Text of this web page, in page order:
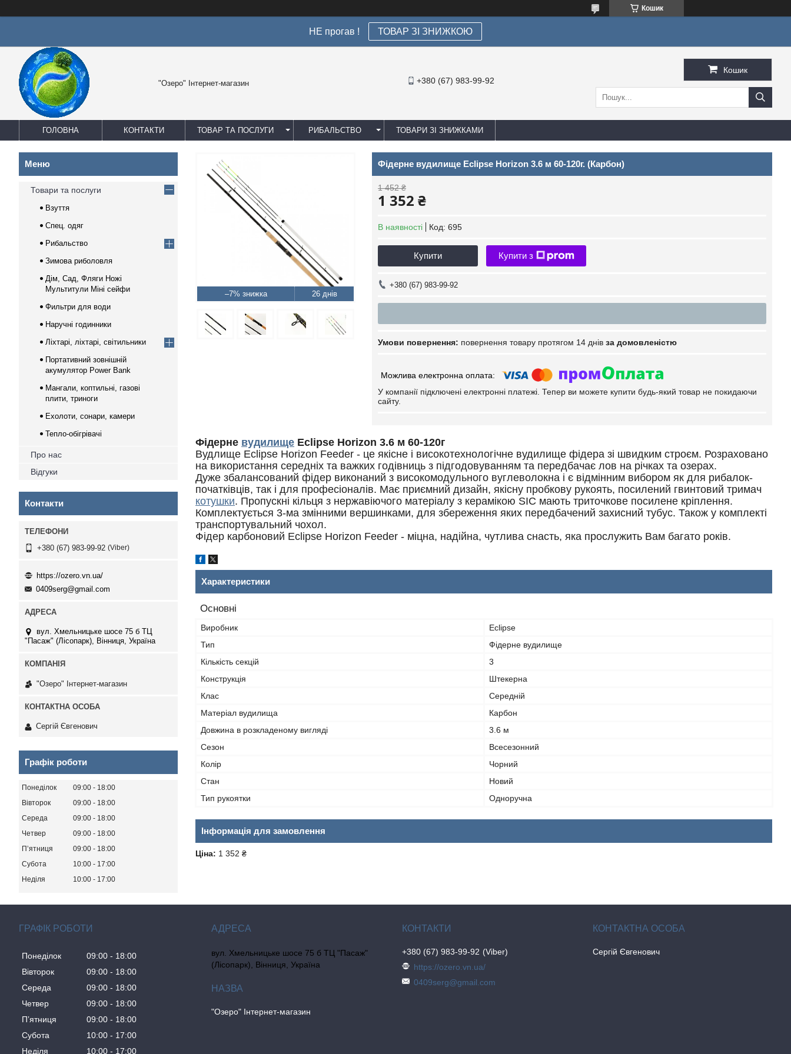
Кошик
НЕ прогав ! ТОВАР ЗІ ЗНИЖКОЮ
"Озеро" Інтернет-магазин +380 (67) 983-99-92
Кошик
ГОЛОВНА КОНТАКТИ ТОВАР ТА ПОСЛУГИ РИБАЛЬСТВО ТОВАРИ ЗІ ЗНИЖКАМИ
–7% 26 днів
Фідерне вудилище Eclipse Horizon 3.6 м 60-120г. (Карбон)
1 452 ₴
1 352 ₴
В наявності Код: 695
Купити Купити з
+380 (67) 983-99-92
повернення товару протягом 14 днів за домовленістю
У компанії підключені електронні платежі. Тепер ви можете купити будь-який товар не покидаючи
сайту.
Фідерне вудилище Eclipse Horizon 3.6 м 60-120г
Вудлище Eclipse Horizon Feeder - це якісне і високотехнологічне вудилище фідера зі швидким строєм. Розраховано
на використання середніх та важких годівниць з підгодовуванням та передбачає лов на річках та озерах.
Дуже збалансований фідер виконаний з високомодульного вуглеволокна і є відмінним вибором як для рибалок-
початківців, так і для професіоналів. Має приємний дизайн, якісну пробкову рукоять, посилений гвинтовий тримач
котушки. Пропускні кільця з нержавіючого матеріалу з керамікою SIC мають триточкове посилене кріплення.
Комплектується 3-ма змінними вершинками, для збереження яких передбачений захисний тубус. Також у комплекті
транспортувальний чохол.
Фідер карбоновий Eclipse Horizon Feeder - міцна, надійна, чутлива снасть, яка прослужить Вам багато років.
Характеристики
Основні
Виробник
Eclipse
Тип
Фідерне вудилище
Кількість секцій
3
Конструкція
Штекерна
Клас
Середній
Матеріал вудилища
Карбон
Довжина в розкладеному вигляді
3.6 м
Сезон
Всесезонний
Колір
Чорний
Стан
Новий
Тип рукоятки
Одноручна
Інформація для замовлення
Ціна: 1 352 ₴
Товари та послуги
Взуття
Спец. одяг
Рибальство
Зимова риболовля
Дім, Сад, Фляги Ножі
Мультитули Міні сейфи
Фильтри для води
Наручні годинники
Ліхтарі, ліхтарі, світильники
Портативний зовнішній
акумулятор Power Bank
Мангали, коптильні, газові
плити, триноги
Ехолоти, сонари, камери
Тепло-обігрівачі
Про нас
Відгуки
Контакти
+380 (67) 983-99-92 Viber
https://ozero.vn.ua/
0409serg@gmail.com
вул. Хмельницьке шосе 75 б ТЦ
"Пасаж" (Лісопарк), Вінниця, Україна
"Озеро" Інтернет-магазин
Сергій Євгенович
Графік роботи
Понеділок 09:00
18:00
Вівторок
09:00
18:00
Середа
09:00
18:00
Четвер
09:00
18:00
Пʼятниця
09:00
18:00
Субота
10:00
17:00
Неділя
10:00 17:00
ГРАФІК РОБОТИ
Понеділок 09:00
18:00
Вівторок
09:00
18:00
Середа
09:00
18:00
Четвер
09:00
18:00
Пʼятниця
09:00
18:00
Субота
10:00
17:00
Неділя
10:00 17:00
вул. Хмельницьке шосе 75 б ТЦ "Пасаж"
(Лісопарк), Вінниця, Україна
"Озеро" Інтернет-магазин
+380 (67) 983-99-92
Viber
https://ozero.vn.ua/
0409serg@gmail.com
Сергій Євгенович